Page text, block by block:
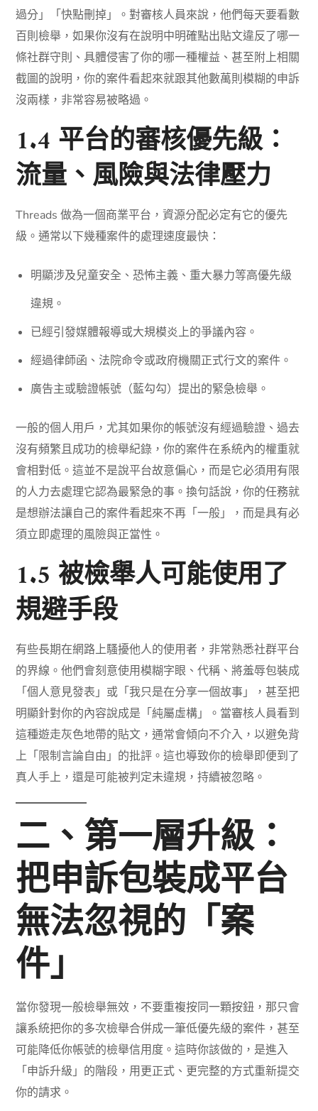
過分」「快點刪掉」。對審核人員來說，他們每天要看數
百則檢舉，如果你沒有在說明中明確點出貼文違反了哪一
條社群守則、具體侵害了你的哪一種權益、甚至附上相關
截圖的說明，你的案件看起來就跟其他數萬則模糊的申訴
沒兩樣，非常容易被略過。
1.4 平台的審核優先級：
流量、風險與法律壓力
Threads 做為一個商業平台，資源分配必定有它的優先
級。通常以下幾種案件的處理速度最快：
明顯涉及兒童安全、恐怖主義、重大暴力等高優先級
違規。
已經引發媒體報導或大規模炎上的爭議內容。
經過律師函、法院命令或政府機關正式行文的案件。
廣告主或驗證帳號（藍勾勾）提出的緊急檢舉。
一般的個人用戶，尤其如果你的帳號沒有經過驗證、過去
沒有頻繁且成功的檢舉紀錄，你的案件在系統內的權重就
會相對低。這並不是說平台故意偏心，而是它必須用有限
的人力去處理它認為最緊急的事。換句話說，你的任務就
是想辦法讓自己的案件看起來不再「一般」，而是具有必
須立即處理的風險與正當性。
1.5 被檢舉人可能使用了
規避手段
有些長期在網路上騷擾他人的使用者，非常熟悉社群平台
的界線。他們會刻意使用模糊字眼、代稱、將羞辱包裝成
「個人意見發表」或「我只是在分享一個故事」，甚至把
明顯針對你的內容說成是「純屬虛構」。當審核人員看到
這種遊走灰色地帶的貼文，通常會傾向不介入，以避免背
上「限制言論自由」的批評。這也導致你的檢舉即便到了
真人手上，還是可能被判定未違規，持續被忽略。
二、第一層升級：
把申訴包裝成平台
無法忽視的「案
件」
當你發現一般檢舉無效，不要重複按同一顆按鈕，那只會
讓系統把你的多次檢舉合併成一筆低優先級的案件，甚至
可能降低你帳號的檢舉信用度。這時你該做的，是進入
「申訴升級」的階段，用更正式、更完整的方式重新提交
你的請求。